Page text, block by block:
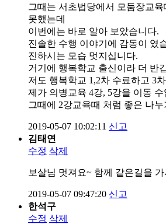
그때는 서초법당에서 모둠장교
못했는데
이번에는 바로 알아 보았습니다.
진솔한 수행 이야기에 감동이 였
진하시는 모습 멋지십니다.
거기에 행복학교 출신이라 더 반
저도 행복학교 1,2차 수료하고 3
제가 의병교육 4강, 5강을 이동 수
그때에 2강교육때 처럼 좋은 나
2019-05-07 10:02:11 신고
김태연
수정 삭제
보살님 멋져요~ 함께 같은길을
2019-05-07 09:47:20 신고
한석구
수정 삭제